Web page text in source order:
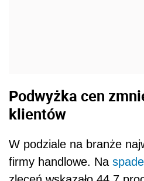
Podwyżka cen
klientów
W podziale na branże
firmy handlowe. Na